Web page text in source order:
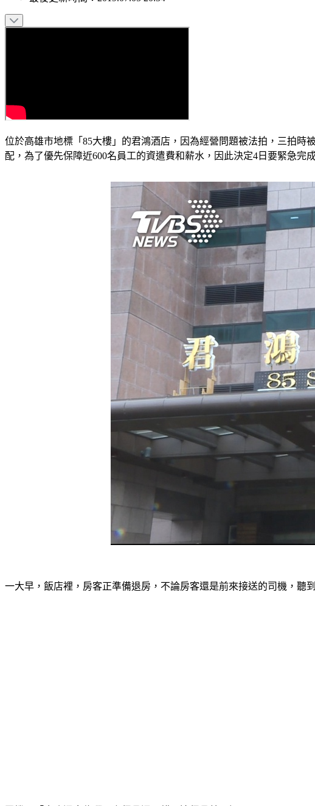
位於高雄市地標「85大樓」的君鴻酒店，因為經營問題被法拍，三拍
配，為了優先保障近600名員工的資遣費和薪水，因此決定4日要緊急
一大早，飯店裡，房客正準備退房，不論房客還是前來接送的司機，聽